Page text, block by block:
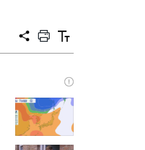
공
프
트
텍
트